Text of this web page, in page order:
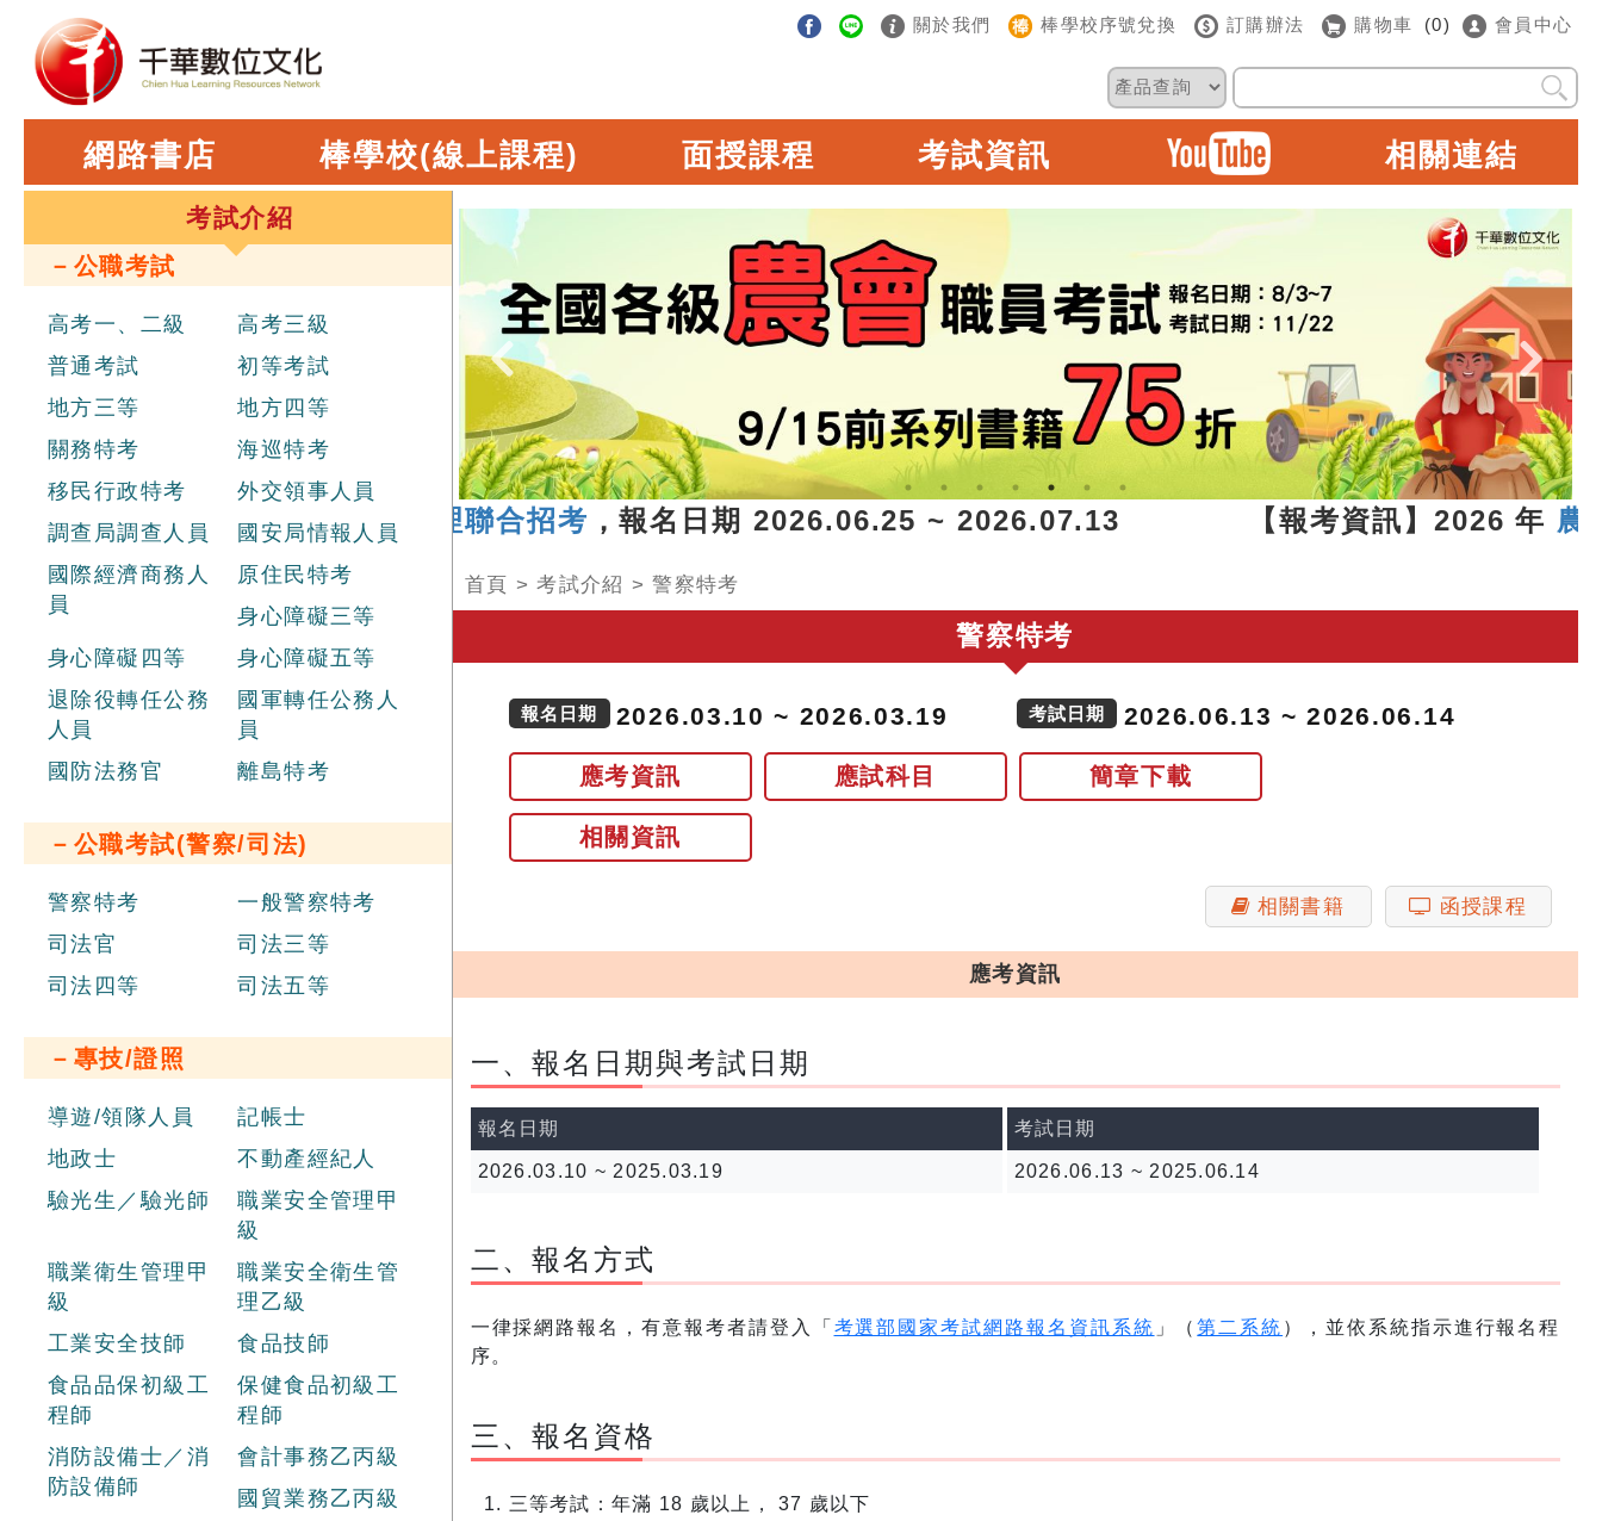
關於我們 棒學校序號兌換 訂購辦法 購物車 (0) 會員中心
網路書店 棒學校(線上課程) 面授課程 考試資訊 相關連結
考試介紹
－公職考試
高考一、二級
高考三級
普通考試
初等考試
地方三等
地方四等
關務特考
海巡特考
移民行政特考
外交領事人員
調查局調查人員
國安局情報人員
國際經濟商務人
員
原住民特考
身心障礙三等
身心障礙四等
身心障礙五等
退除役轉任公務
人員
國軍轉任公務人
員
國防法務官
離島特考
－公職考試(警察/司法)
警察特考
一般警察特考
司法官
司法三等
司法四等
司法五等
－專技/證照
導遊/領隊人員
記帳士
地政士
不動產經紀人
驗光生／驗光師
職業安全管理甲
級
職業衛生管理甲
級
職業安全衛生管
理乙級
工業安全技師
食品技師
食品品保初級工
程師
保健食品初級工
程師
消防設備士／消
防設備師
會計事務乙丙級
國貿業務乙丙級
年經濟部新進職員辦理聯合招考，報名日期 2026.06.25 ~ 2026.07.13 【報考資訊】2026 年農田水
首頁 >考試介紹 >警察特考
警察特考
報名日期 2026.03.10 ~ 2026.03.19 考試日期 2026.06.13 ~ 2026.06.14
應考資訊 應試科目 簡章下載
相關資訊
相關書籍 函授課程
應考資訊
一、報名日期與考試日期
報名日期
2026.03.10 ~ 2025.03.19
考試日期
2026.06.13 ~ 2025.06.14
二、報名方式
一律採網路報名，有意報考者請登入「 考選部國家考試網路報名資訊系統 」（第二系統 ），並依系統指示進行報名程
序。
三、報名資格
三等考試：年滿 18 歲以上， 37 歲以下